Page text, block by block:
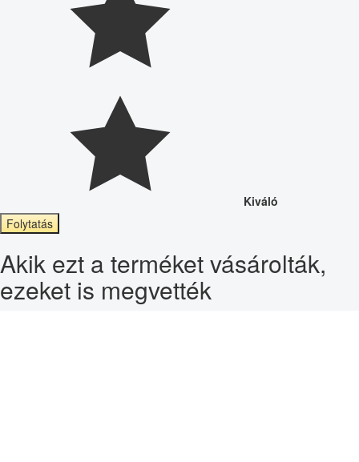
Kiváló
Folytatás
Akik ezt a terméket vásárolták,
ezeket is megvették